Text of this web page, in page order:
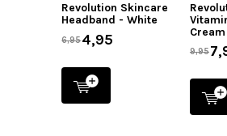
Revolution Skincare
Headband - White
6,954,95
Cream
9,95